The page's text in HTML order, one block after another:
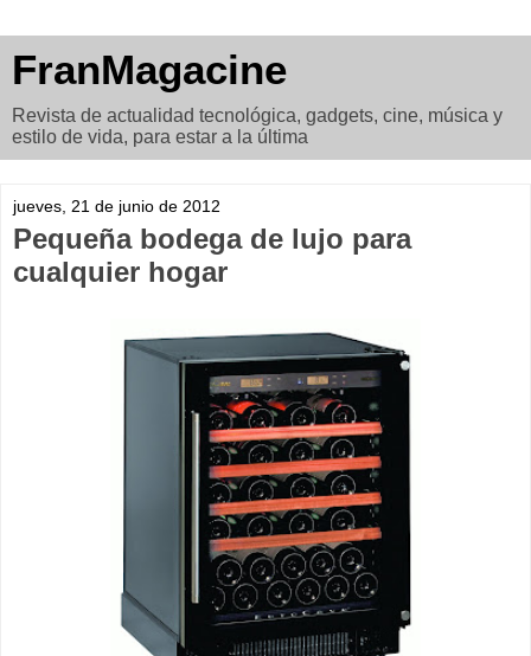
FranMagacine
Revista de actualidad tecnológica, gadgets, cine, música y
estilo de vida, para estar a la última
jueves, 21 de junio de 2012
Pequeña bodega de lujo para
cualquier hogar